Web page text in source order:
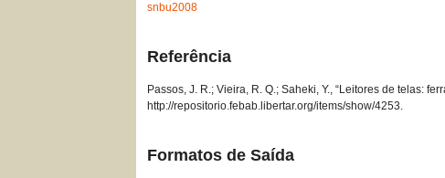
snbu2008
Referência
Passos, J. R.; Vieira, R. Q.; Saheki, Y., “Leitores de telas:
http://repositorio.febab.libertar.org/items/show/4253.
Formatos de Saída